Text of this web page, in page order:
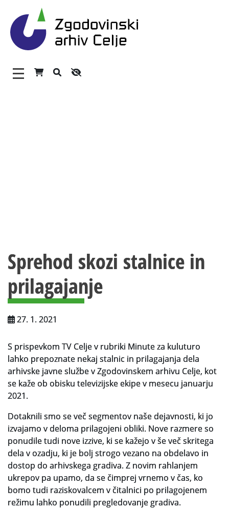
Zgodovinski arhiv Celje –
Glavni meni
Vloga za upravne namene
Vloga za čitalnico
Vodnik po fondih in zbirkah
VAČ – VIRTUALNA ARHIVSKA ČITALNICA
Za ustvarjalce
Strokovna usposabljanja za uslužbence
Gradivo
Register ustvarjalcev
Arhivske škatle
Projekti
Slovenski elektronski arhiv
Anonimka
Sprehod skozi stalnice in
prilagajanje
27. 1. 2021
S prispevkom TV Celje v rubriki Minute za kuluturo
lahko prepoznate nekaj stalnic in prilagajanja dela
arhivske javne službe v Zgodovinskem arhivu Celje, kot
se kaže ob obisku televizijske ekipe v mesecu januarju
2021.
Dotaknili smo se več segmentov naše dejavnosti, ki jo
izvajamo v deloma prilagojeni obliki. Nove razmere so
ponudile tudi nove izzive, ki se kažejo v še več skritega
dela v ozadju, ki je bolj strogo vezano na obdelavo in
dostop do arhivskega gradiva. Z novim rahlanjem
ukrepov pa upamo, da se čimprej vrnemo v čas, ko
bomo tudi raziskovalcem v čitalnici po prilagojenem
režimu lahko ponudili pregledovanje gradiva.